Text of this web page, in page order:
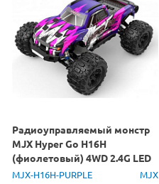
Радиоуправляемый монстр
MJX Hyper Go H16H
(фиолетовый) 4WD 2.4G LED
GPS 1/16 RTR
MJX-H16H-PURPLE MJX